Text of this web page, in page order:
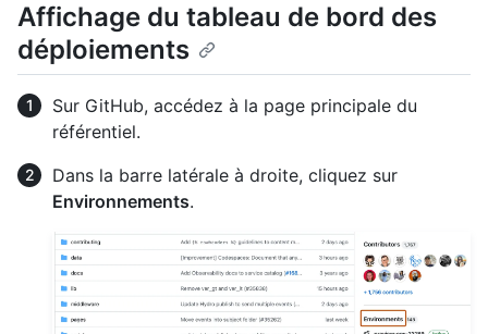
Affichage du tableau de bord des
déploiements
Sur GitHub, accédez à la page principale du
référentiel.
Dans la barre latérale à droite, cliquez sur
Environnements.